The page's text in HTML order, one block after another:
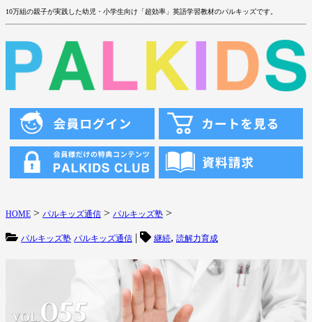
10万組の親子が実践した幼児・小学生向け「超効率」英語学習教材のパルキッズです。
HOME > パルキッズ通信 > パルキッズ塾 >
パルキッズ塾 パルキッズ通信 | 継続, 読解力育成